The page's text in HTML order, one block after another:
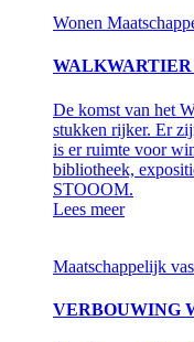
Wonen
WALKWARTIER
De komst van het
stukken rijker. Er
is er ruimte voor
bibliotheek,
STOOOM.
Lees meer
Maatschappelijk
VERBOUWING